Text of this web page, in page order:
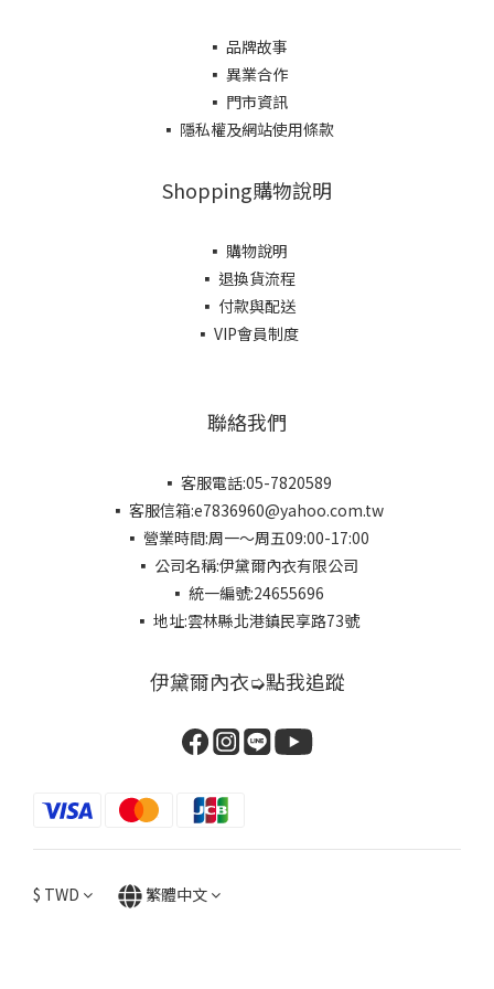
▪ 品牌故事
▪ 異業合作
▪ 門市資訊
▪ 隱私權及網站使用條款
Shopping購物說明
▪ 購物說明
▪ 退換貨流程
▪ 付款與配送
▪ VIP會員制度
聯絡我們
▪ 客服電話:05-7820589
▪ 客服信箱:e7836960@yahoo.com.tw
▪ 營業時間:周一～周五09:00-17:00
▪ 公司名稱:伊黛爾內衣有限公司
▪ 統一編號:24655696
▪ 地址:雲林縣北港鎮民享路73號
伊黛爾內衣➭點我追蹤
$ TWD 繁體中文